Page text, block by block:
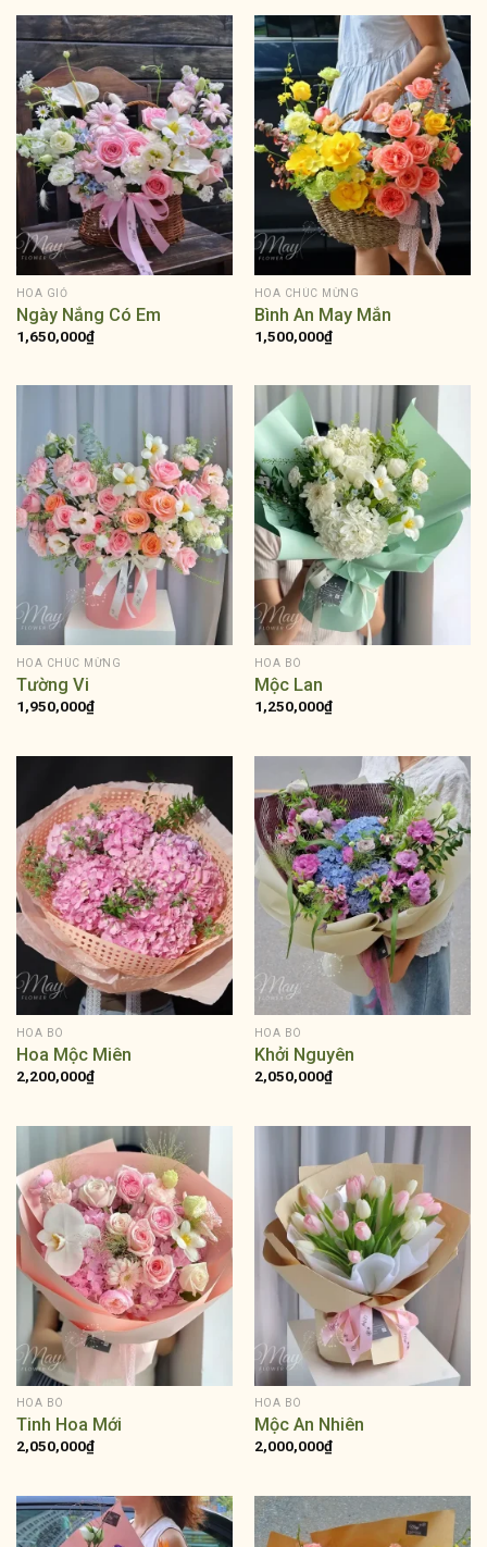
HOA GIỎ
Ngày Nắng Có Em
1,650,000₫
HOA CHÚC MỪNG
Bình An May Mắn
1,500,000₫
HOA CHÚC MỪNG
Tường Vi
1,950,000₫
HOA BÓ
Mộc Lan
1,250,000₫
HOA BÓ
Hoa Mộc Miên
2,200,000₫
HOA BÓ
Khởi Nguyên
2,050,000₫
HOA BÓ
Tinh Hoa Mới
2,050,000₫
HOA BÓ
Mộc An Nhiên
2,000,000₫